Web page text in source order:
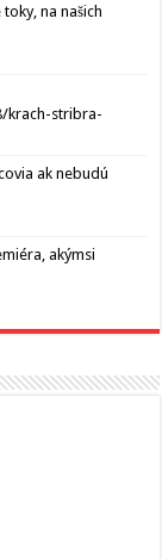
na našich
krach-stribra-
ak nebudú
akýmsi